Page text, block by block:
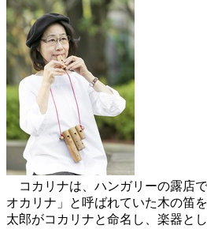
コカリナは、ハンガリーの露店
オカリナ」と呼ばれていた木の笛
太郎がコカリナと命名し、楽器と